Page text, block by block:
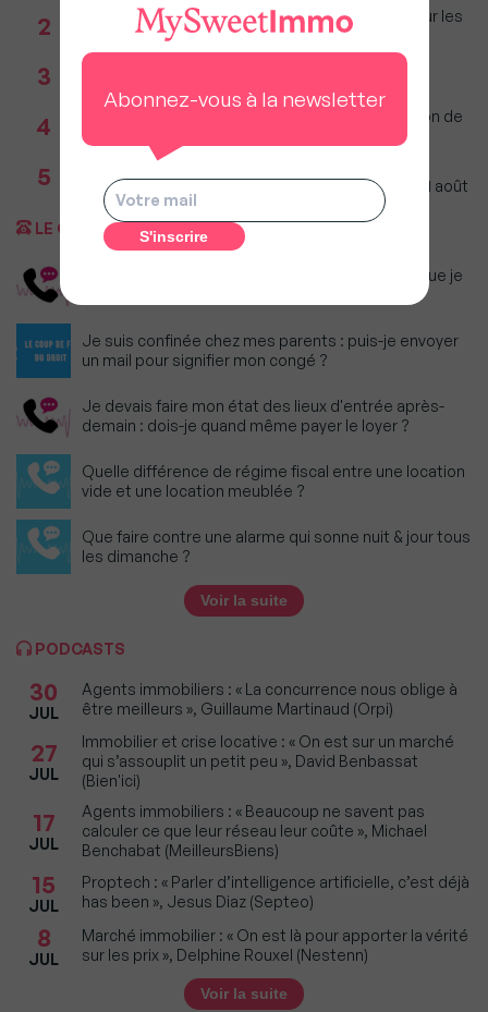
2
Immobilier : Ce que l’AI Act change vraiment pour les
agences depuis le 2 août 2026
3
Réseau immobilier : iad franchit le cap des 600
4
Incendies : Quels sont vos droits si votre location de
vacances est annulée ?
5
Agents immobiliers : Le décret sur la pige
téléphonique fixe les règles applicables dès le 11 août
LE COUP DE FIL DU DROIT
Dois-je continuer à payer le loyer du logement que je
Je suis confinée chez mes parents : puis-je envoyer
un mail pour signifier mon congé ?
Je devais faire mon état des lieux d'entrée après-
demain : dois-je quand même payer le loyer ?
Quelle différence de régime fiscal entre une location
vide et une location meublée ?
Que faire contre une alarme qui sonne nuit & jour tous
les dimanche ?
Voir la suite
PODCASTS
30
JUL
Agents immobiliers : « La concurrence nous oblige à
être meilleurs », Guillaume Martinaud (Orpi)
27
JUL
Immobilier et crise locative : « On est sur un marché
qui s’assouplit un petit peu », David Benbassat
(Bien'ici)
17
JUL
Agents immobiliers : « Beaucoup ne savent pas
calculer ce que leur réseau leur coûte », Michael
Benchabat (MeilleursBiens)
15
JUL
Proptech : « Parler d’intelligence artificielle, c’est déjà
has been », Jesus Diaz (Septeo)
8
JUL
Marché immobilier : « On est là pour apporter la vérité
sur les prix », Delphine Rouxel (Nestenn)
Voir la suite
Abonnez-vous à la newsletter